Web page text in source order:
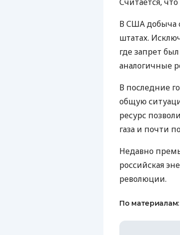
В США добыча
штатах.
где запрет
аналогичные
В последние
общую
ресурс
газа и почти
Недавно
российская
революции.
По материалам: